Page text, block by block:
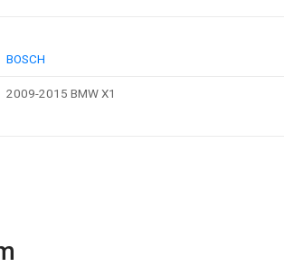
BOSCH
2009-2015 BMW X1